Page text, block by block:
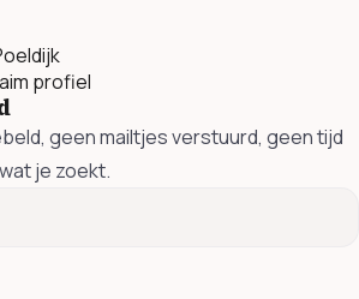
profiel
geen mailtjes verstuurd, geen tijd
je zoekt.